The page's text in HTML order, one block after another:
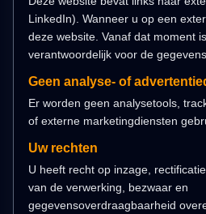
LinkedIn). Wanneer u op een
deze website. Vanaf dat moment
verantwoordelijk voor de
Geen analyse- of
Er worden geen analysetools,
of externe marketingdiensten
Uw rechten
U heeft recht op inzage,
van de verwerking, bezwaar en
gegevensoverdraagbaarheid